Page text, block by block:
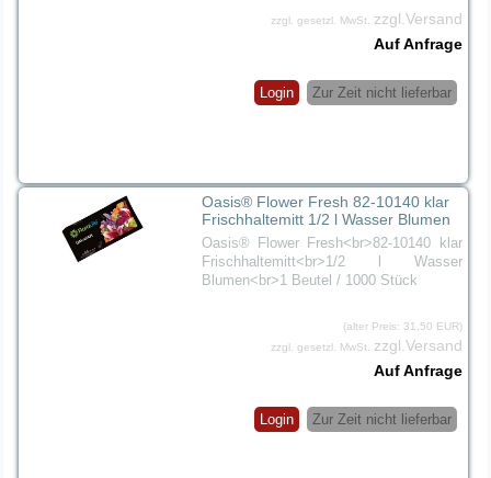
zzgl. gesetzl. MwSt.
zzgl.Versand
Auf Anfrage
Zur Zeit nicht lieferbar
Login
Oasis® Flower Fresh 82-10140 klar
Frischhaltemitt 1/2 l Wasser Blumen
Oasis® Flower Fresh<br>82-10140 klar
Frischhaltemitt<br>1/2 l Wasser
Blumen<br>1 Beutel / 1000 Stück
(alter Preis: 31,50 EUR)
zzgl. gesetzl. MwSt.
zzgl.Versand
Auf Anfrage
Zur Zeit nicht lieferbar
Login